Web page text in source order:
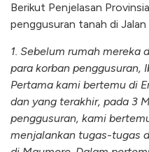
Berikut Penjelasan
penggusuran tanah di Jalan
1. Sebelum rumah mereka
para korban penggusuran,
Pertama kami bertemu di
dan yang terakhir, pada 3
penggusuran, kami
menjalankan tugas-tugas